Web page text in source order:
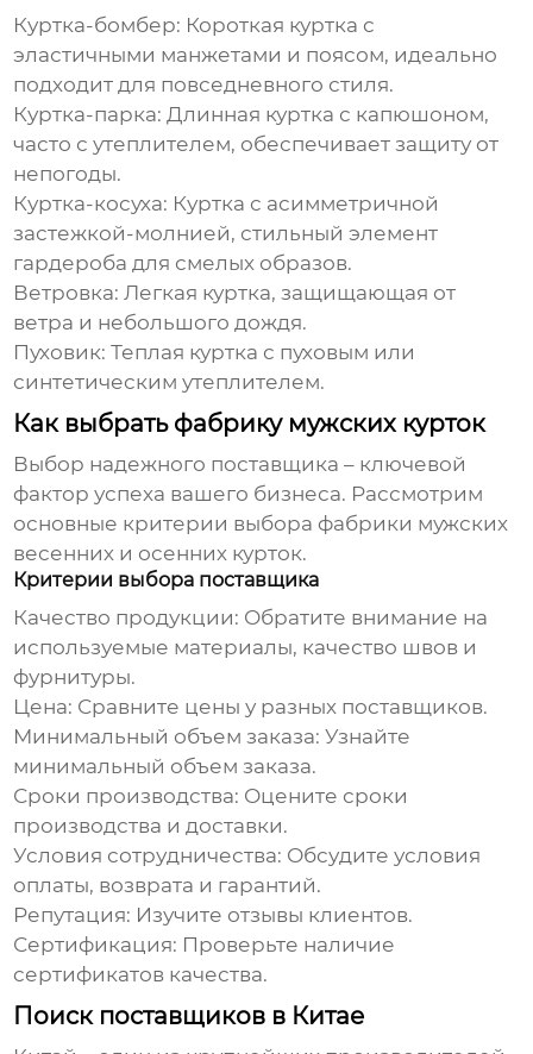
Куртка-бомбер: Короткая куртка с
эластичными манжетами и поясом, идеально
подходит для повседневного стиля.
Куртка-парка: Длинная куртка с капюшоном,
часто с утеплителем, обеспечивает защиту от
непогоды.
Куртка-косуха: Куртка с асимметричной
застежкой-молнией, стильный элемент
гардероба для смелых образов.
Ветровка: Легкая куртка, защищающая от
ветра и небольшого дождя.
Пуховик: Теплая куртка с пуховым или
синтетическим утеплителем.
Как выбрать фабрику мужских курток
Выбор надежного поставщика – ключевой
фактор успеха вашего бизнеса. Рассмотрим
основные критерии выбора фабрики мужских
весенних и осенних курток.
Критерии выбора поставщика
Качество продукции: Обратите внимание на
используемые материалы, качество швов и
фурнитуры.
Цена: Сравните цены у разных поставщиков.
Минимальный объем заказа: Узнайте
минимальный объем заказа.
Сроки производства: Оцените сроки
производства и доставки.
Условия сотрудничества: Обсудите условия
оплаты, возврата и гарантий.
Репутация: Изучите отзывы клиентов.
Сертификация: Проверьте наличие
сертификатов качества.
Поиск поставщиков в Китае